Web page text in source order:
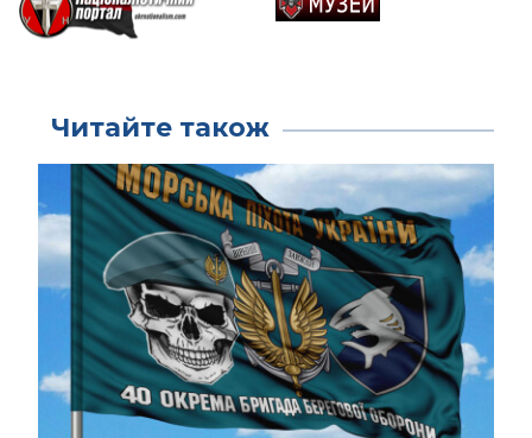
Читайте також